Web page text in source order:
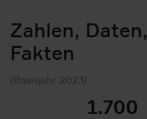
Zahlen, Daten,
Fakten
(Basisjahr 2023)
1.700